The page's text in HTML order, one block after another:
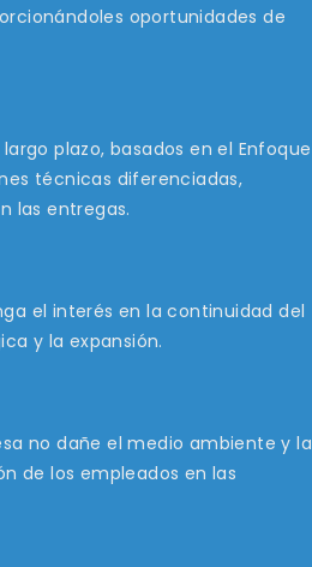
oportunidades de
plazo, basados en el Enfoque
técnicas diferenciadas,
las entregas.
el interés en la continuidad del
y la expansión.
no dañe el medio ambiente y la
de los empleados en las